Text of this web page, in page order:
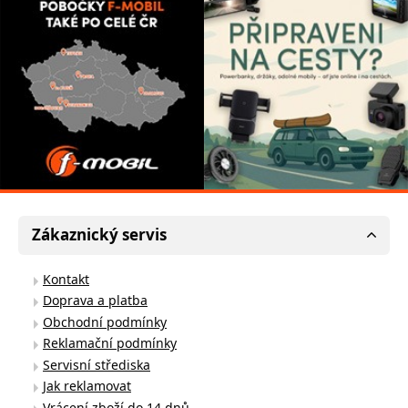
Zákaznický servis
Kontakt
Doprava a platba
Obchodní podmínky
Reklamační podmínky
Servisní střediska
Jak reklamovat